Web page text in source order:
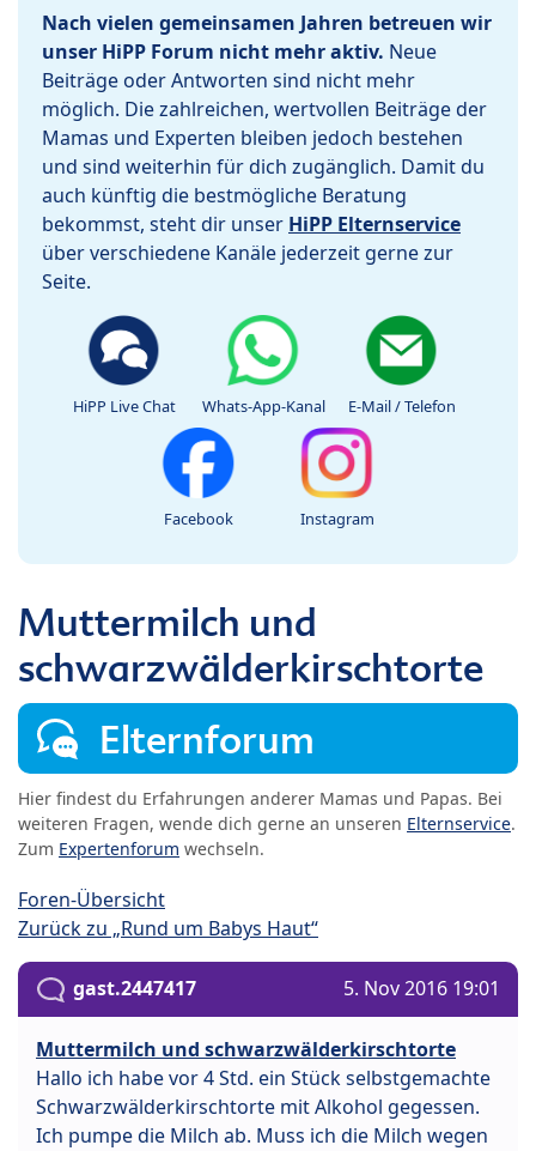
Nach vielen gemeinsamen Jahren betreuen wir
unser HiPP Forum nicht mehr aktiv. Neue
Beiträge oder Antworten sind nicht mehr
möglich. Die zahlreichen, wertvollen Beiträge der
Mamas und Experten bleiben jedoch bestehen
und sind weiterhin für dich zugänglich. Damit du
auch künftig die bestmögliche Beratung
bekommst, steht dir unser HiPP Elternservice
über verschiedene Kanäle jederzeit gerne zur
Seite.
HiPP Live Chat Whats-App-Kanal E-Mail / Telefon
Facebook Instagram
Muttermilch und
schwarzwälderkirschtorte
Elternforum
Hier findest du Erfahrungen anderer Mamas und Papas. Bei
weiteren Fragen, wende dich gerne an unseren Elternservice.
Zum Expertenforum wechseln.
Foren-Übersicht
Zurück zu „Rund um Babys Haut“
gast.2447417 5. Nov 2016 19:01
Muttermilch und schwarzwälderkirschtorte
Hallo ich habe vor 4 Std. ein Stück selbstgemachte
Schwarzwälderkirschtorte mit Alkohol gegessen.
Ich pumpe die Milch ab. Muss ich die Milch wegen